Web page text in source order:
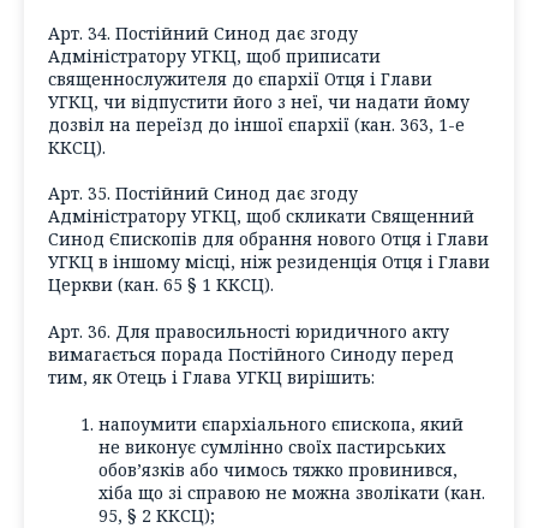
Арт. 34. Постійний Синод дає згоду
Адміністратору УГКЦ, щоб приписати
священнослужителя до єпархії Отця і Глави
УГКЦ, чи відпустити його з неї, чи надати йому
дозвіл на переїзд до іншої єпархії (кан. 363, 1-е
ККСЦ).
Арт. 35. Постійний Синод дає згоду
Адміністратору УГКЦ, щоб скликати Священний
Синод Єпископів для обрання нового Отця і Глави
УГКЦ в іншому місці, ніж резиденція Отця і Глави
Церкви (кан. 65 § 1 ККСЦ).
Арт. 36. Для правосильності юридичного акту
вимагається порада Постійного Синоду перед
тим, як Отець і Глава УГКЦ вирішить:
напоумити єпархіального єпископа, який
не виконує сумлінно своїх пастирських
обов’язків або чимось тяжко провинився,
хіба що зі справою не можна зволікати (кан.
95, § 2 ККСЦ);